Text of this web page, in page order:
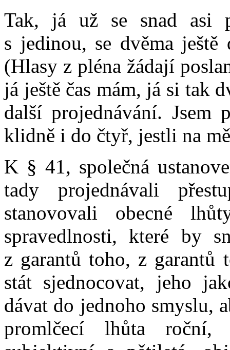
Tak, já už se snad asi
s jedinou, se dvěma
(Hlasy z pléna žádají
já ještě čas mám, já si tak
další projednávání. Jsem
klidně i do čtyř, jestli na
K § 41, společná
tady projednávali
stanovovali obecné
spravedlnosti, které by
z garantů toho, z garantů
stát sjednocovat, jeho
dávat do jednoho smyslu,
promlčecí lhůta roční,